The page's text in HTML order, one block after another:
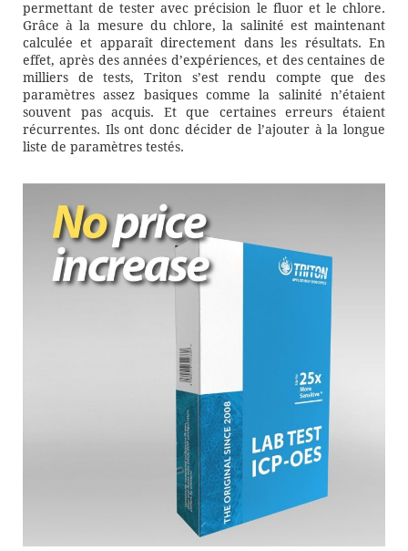
permettant de tester avec précision le fluor et le chlore.⁠⁠
Grâce à la mesure du chlore, la salinité est maintenant
calculée et apparaît directement dans les résultats. En
effet, après des années d’expériences, et des centaines de
milliers de tests, Triton s’est rendu compte que des
paramètres assez basiques comme la salinité n’étaient
souvent pas acquis. Et que certaines erreurs étaient
récurrentes. Ils ont donc décider de l’ajouter à la longue
liste de paramètres testés.